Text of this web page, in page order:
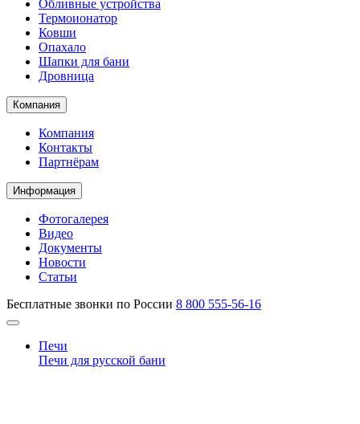
Обливные устройства
Термоионатор
Ковши
Опахало
Шапки для бани
Дровница
Компания
Компания
Контакты
Партнёрам
Информация
Фотогалерея
Видео
Документы
Новости
Статьи
Бесплатные звонки по России 8 800 555-56-16
Печи
Печи для русской бани